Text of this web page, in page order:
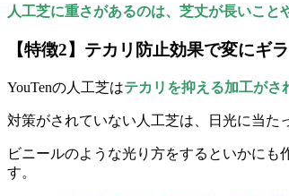
人工芝に重さがあるのは、芝丈が長いこと
【特徴2】テカリ防止効果で変にギ
YouTenの人工芝はテカリを抑える加工がさ
対策がされていない人工芝は、日光に当た
ビニールのような光り方をするといかに
す。